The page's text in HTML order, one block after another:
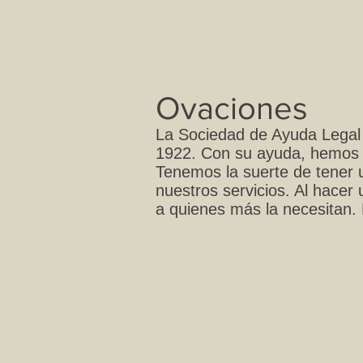
Ovaciones
La Sociedad de Ayuda
1922. Con su ayuda,
Tenemos la suerte de tener
nuestros servicios. Al hacer
a quienes más la